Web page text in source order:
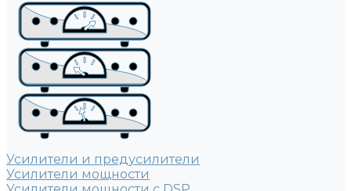
Усилители и предусилители
Усилители мощности